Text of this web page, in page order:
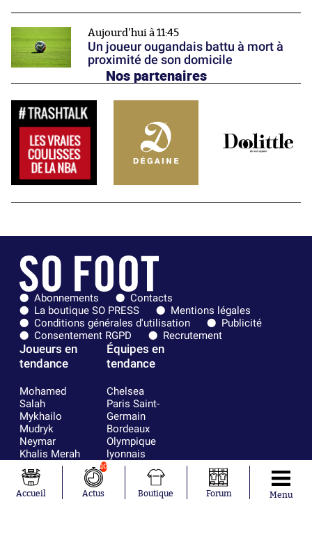
Aujourd'hui à 11:45
Un joueur ougandais battu à mort à
proximité de son domicile
Nos partenaires
Abonnements
Contacts
La boutique SO PRESS
Mentions légales
Conditions générales d'utilisation
Publicité
Consentement RGPD
Recrutement
Joueurs en
tendance
Mohamed
Salah
Mykhailo
Mudryk
Neymar
Khalis Merah
Loïs Openda
Moussa
Niakhaté
Équipes en
tendance
Chelsea
Paris Saint-
Germain
Bordeaux
Olympique
lyonnais
FIFA
Real Madrid
RC Strasbourg
Accueil
10
Actus Boutique Forum Menu